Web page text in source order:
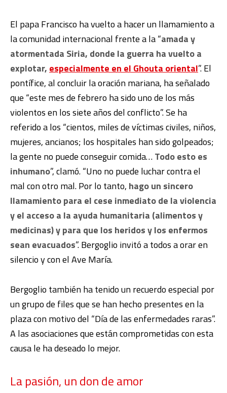
El papa Francisco ha vuelto a hacer un llamamiento a
la comunidad internacional frente a la “amada y
atormentada Siria, donde la guerra ha vuelto a
explotar, especialmente en el Ghouta oriental”. El
pontífice, al concluir la oración mariana, ha señalado
que “este mes de febrero ha sido uno de los más
violentos en los siete años del conflicto”. Se ha
referido a los “cientos, miles de víctimas civiles, niños,
mujeres, ancianos; los hospitales han sido golpeados;
la gente no puede conseguir comida…Todo esto es
inhumano”, clamó. “Uno no puede luchar contra el
mal con otro mal. Por lo tanto, hago un sincero
llamamiento para el cese inmediato de la violencia
y el acceso a la ayuda humanitaria (alimentos y
medicinas) y para que los heridos y los enfermos
sean evacuados”. Bergoglio invitó a todos a orar en
silencio y con el Ave María.
Bergoglio también ha tenido un recuerdo especial por
un grupo de files que se han hecho presentes en la
plaza con motivo del “Día de las enfermedades raras”.
A las asociaciones que están comprometidas con esta
causa le ha deseado lo mejor.
La pasión, un don de amor